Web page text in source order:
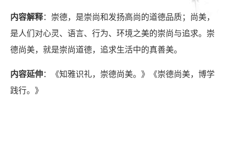
内容解释：崇德，是崇尚和发扬高尚的道德品质；尚美，
是人们对心灵、语言、行为、环境之美的崇尚与追求。崇
德尚美，就是崇尚道德，追求生活中的真善美。
内容延伸：《知雅识礼，崇德尚美。》《崇德尚美，博学
践行。》